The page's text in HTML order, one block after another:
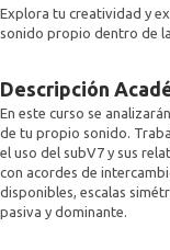
Explora tu creatividad y
sonido propio dentro de
Descripción
En este curso se
de tu propio sonido.
el uso del subV7 y sus
con acordes de
disponibles, escalas
pasiva y dominante.